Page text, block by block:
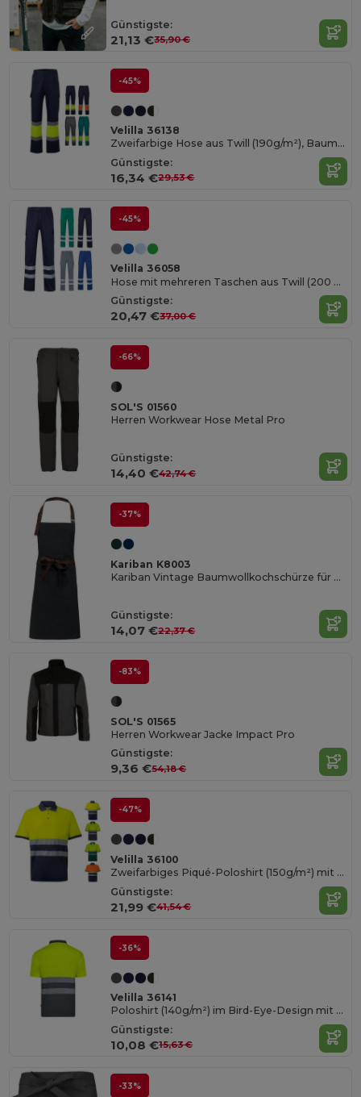
Günstigste:
21,13 €35,90 €
-45%
Velilla 36138
Zweifarbige Hose aus Twill (190g/m²), Baumwolle (20%) und Polyester (80%)
Günstigste:
16,34 €29,53 €
-45%
Velilla 36058
Hose mit mehreren Taschen aus Twill (200 g/m²), aus Baumwolle (35 %) und Polyester (65 %)
Günstigste:
20,47 €37,00 €
-66%
SOL'S 01560
Herren Workwear Hose Metal Pro
Günstigste:
14,40 €42,74 €
-37%
Kariban K8003
Kariban Vintage Baumwollkochschürze für Profis
Günstigste:
14,07 €22,37 €
-83%
SOL'S 01565
Herren Workwear Jacke Impact Pro
Günstigste:
9,36 €54,18 €
-47%
Velilla 36100
Zweifarbiges Piqué-Poloshirt (150g/m²) mit kurzen Ärmeln, aus Baumwolle (55%) und Polyester (45%)
Günstigste:
21,99 €41,54 €
-36%
Velilla 36141
Poloshirt (140g/m²) im Bird-Eye-Design mit kurzen Ärmeln, aus Polyester (100%)
Günstigste:
10,08 €15,63 €
-33%